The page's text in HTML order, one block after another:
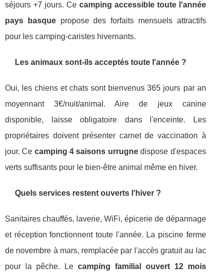
séjours +7 jours. Ce camping accessible toute l'année
pays basquepropose des forfaits mensuels attractifs
pour les camping-caristes hivernants.
Les animaux sont-ils acceptés toute l'année ?
Oui, les chiens et chats sont bienvenus 365 jours par an
moyennant 3€/nuit/animal. Aire de jeux canine
disponible, laisse obligatoire dans l'enceinte. Les
propriétaires doivent présenter carnet de vaccination à
jour. Ce camping 4 saisons urrugnedispose d'espaces
verts suffisants pour le bien-être animal même en hiver.
Quels services restent ouverts l'hiver ?
Sanitaires chauffés, laverie, WiFi, épicerie de dépannage
et réception fonctionnent toute l'année. La piscine ferme
de novembre à mars, remplacée par l'accès gratuit au lac
pour la pêche. Le camping familial ouvert 12 mois